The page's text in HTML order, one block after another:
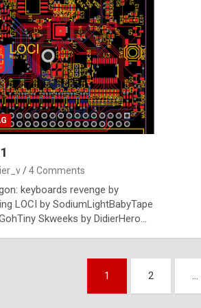
4 Comments
keyboards revenge by
LOCI by SodiumLightBabyTape
Skweeks by DidierHero…
1 2 …